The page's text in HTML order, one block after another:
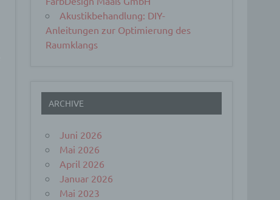
Akustikbehandlung: DIY-
Anleitungen zur Optimierung des
Raumklangs
ARCHIVE
Juni 2026
Mai 2026
April 2026
Januar 2026
Mai 2023